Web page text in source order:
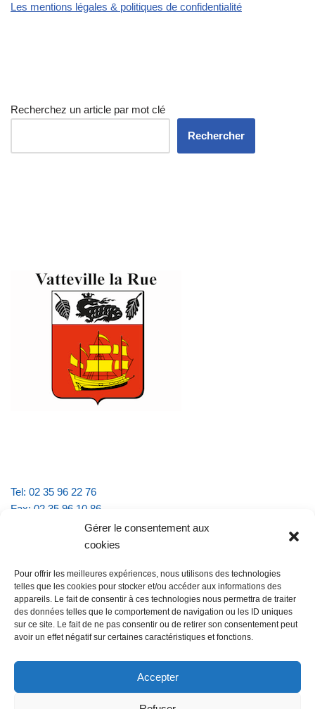
Gérer le consentement aux
cookies
Pour offrir les meilleures expériences, nous utilisons des technologies
telles que les cookies pour stocker et/ou accéder aux informations des
appareils. Le fait de consentir à ces technologies nous permettra de traiter
des données telles que le comportement de navigation ou les ID uniques
sur ce site. Le fait de ne pas consentir ou de retirer son consentement peut
avoir un effet négatif sur certaines caractéristiques et fonctions.
Accepter
Les mentions légales & politiques de confidentialité
Recherchez un article par mot clé
Rechercher
Tel: 02 35 96 22 76
Fax: 02 35 96 10 86
Email : mairie.vattevillelarue@wanadoo.fr
lundi et jeudi de 9h à 11h30
mardi et vendredi de 16h à 18h30